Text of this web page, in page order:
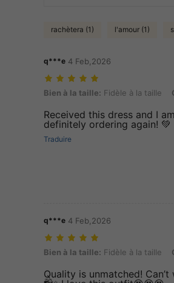
rachètera (1) l'amour (1)
q***e 4 Feb,2026
Bien à la taille: Fidèle à la taille,
Bien à la taille: Fidèle à la taille
Received this dress and I
definitely ordering again! 💚
Traduire
q***e 4 Feb,2026
Bien à la taille: Fidèle à la taille,
Bien à la taille: Fidèle à la taille
Quality is unmatched!